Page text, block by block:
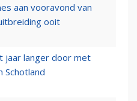
aan vooravond van
ooit
jaar langer door met
Schotland